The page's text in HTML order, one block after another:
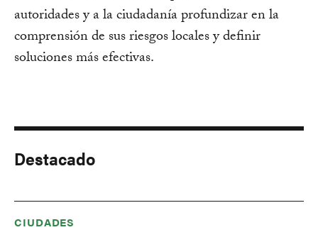
autoridades y a la ciudadanía profundizar en la
comprensión de sus riesgos locales y definir
soluciones más efectivas.
Destacado
CIUDADES